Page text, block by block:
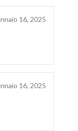
16, 2025
16, 2025